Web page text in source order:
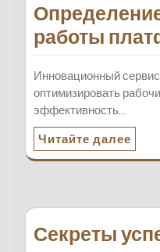
работы
Инновационный
оптимизировать
эффективность…
Читайте далее
Секреты